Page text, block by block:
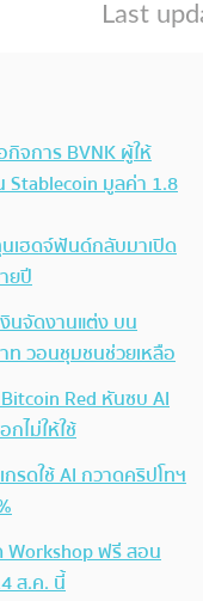
จการ BVNK ผู้ให้
Stablecoin มูลค่า 1.8
เฮดจ์ฟันด์กลับมาเปิด
ยปี
นจัดงานแต่ง บน
ท วอนชุมชนช่วยเหลือ
Red หันซบ AI
ไม่ให้ใช้
รดใช้ AI กวาดคริปโทฯ
Workshop ฟรี สอน
ส.ค. นี้